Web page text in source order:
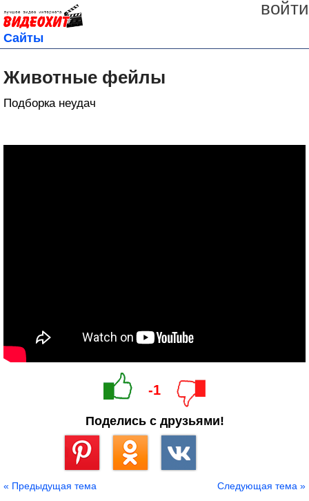
войти
Сайты
Животные фейлы
Подборка неудач
-1
Поделись с друзьями!
« Предыдущая тема Следующая тема »